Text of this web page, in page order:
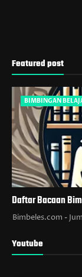
Featured post
BIMBINGAN
Daftar Bacaan
Bimbeles.com
Youtube